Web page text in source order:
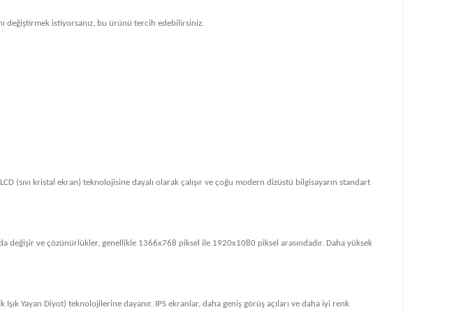
değiştirmek istiyorsanız, bu ürünü tercih edebilirsiniz.
(sıvı kristal ekran) teknolojisine dayalı olarak çalışır ve çoğu modern dizüstü bilgisayarın standart
ve çözünürlükler, genellikle 1366x768 piksel ile 1920x1080 piksel arasındadır. Daha yüksek
Yayan Diyot) teknolojilerine dayanır. IPS ekranlar, daha geniş görüş açıları ve daha iyi renk